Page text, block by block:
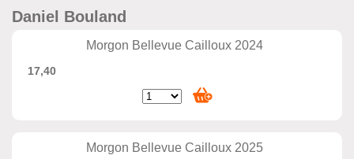
Daniel Bouland
Morgon Bellevue Cailloux 2024
17,40
Morgon Bellevue Cailloux 2025